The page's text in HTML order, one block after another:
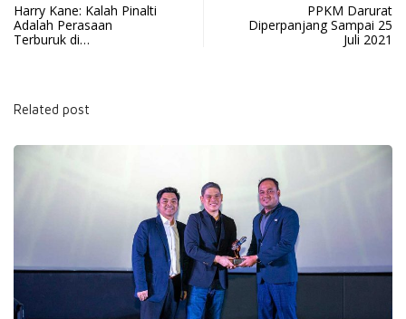
Harry Kane: Kalah Pinalti
Adalah Perasaan
Terburuk di…
PPKM Darurat
Diperpanjang Sampai 25
Juli 2021
Related post